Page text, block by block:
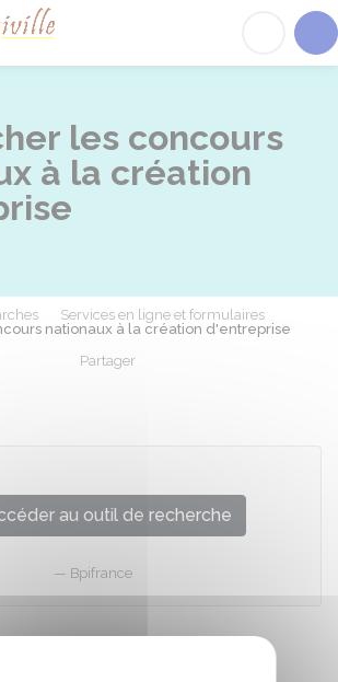
les concours
à la création
Services en ligne et formulaires
nationaux à la création d'entreprise
Partager
au outil de recherche
Bpifrance